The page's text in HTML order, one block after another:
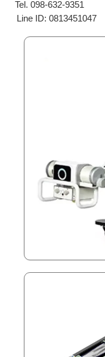
Tel. 098-632-9351
Line ID: 0813451047